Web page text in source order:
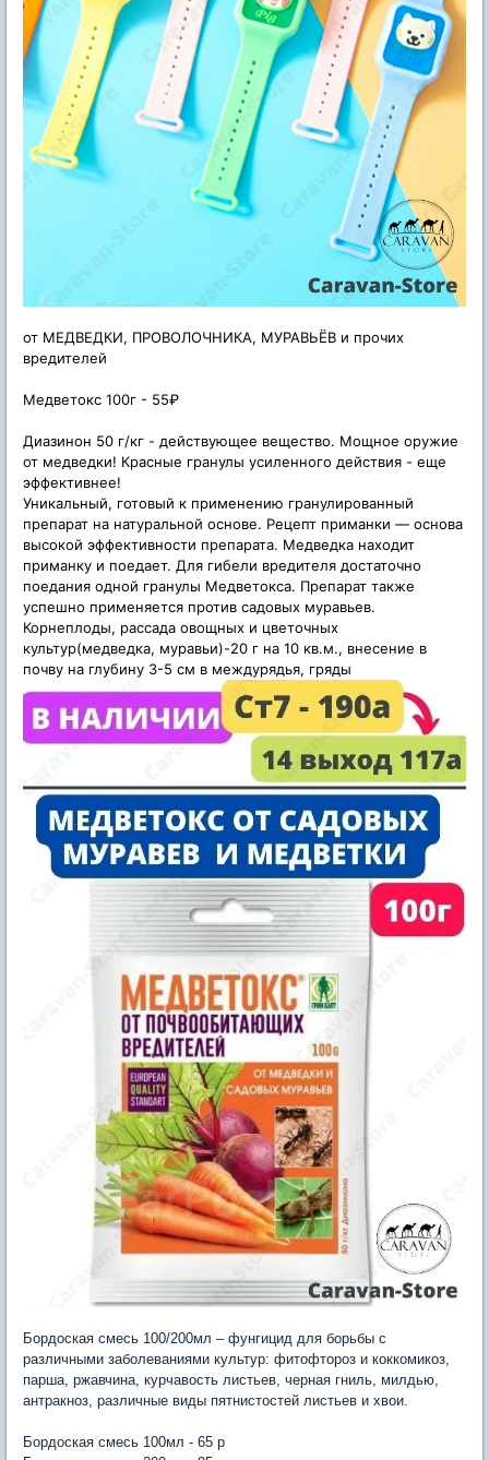
от МЕДВЕДКИ, ПРОВОЛОЧНИКА, МУРАВЬЁВ и прочих
вредителей
Медветокс 100г - 55₽
Диазинон 50 г/кг - действующее вещество. Мощное оружие
от медведки! Красные гранулы усиленного действия - еще
эффективнее!
Уникальный, готовый к применению гранулированный
препарат на натуральной основе. Рецепт приманки — основа
высокой эффективности препарата. Медведка находит
приманку и поедает. Для гибели вредителя достаточно
поедания одной гранулы Медветокса. Препарат также
успешно применяется против садовых муравьев.
Корнеплоды, рассада овощных и цветочных
культур(медведка, муравьи)-20 г на 10 кв.м., внесение в
почву на глубину 3-5 см в междурядья, гряды
Бордоская смесь 100/200мл – фунгицид для борьбы с
различными заболеваниями культур: фитофтороз и коккомикоз,
парша, ржавчина, курчавость листьев, черная гниль, милдью,
антракноз, различные виды пятнистостей листьев и хвои.
Бордоская смесь 100мл - 65 р